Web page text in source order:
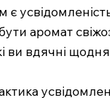
є
аромат
ви вдячні